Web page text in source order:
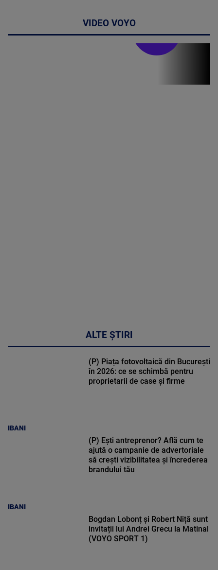
VIDEO VOYO
ALTE ȘTIRI
IBANI
(P) Piața fotovoltaică din București
în 2026: ce se schimbă pentru
proprietarii de case și firme
IBANI
(P) Ești antreprenor? Află cum te
ajută o campanie de advertoriale
să crești vizibilitatea și încrederea
brandului tău
Bogdan Lobonț și Robert Niță sunt
invitații lui Andrei Grecu la Matinal
(VOYO SPORT 1)